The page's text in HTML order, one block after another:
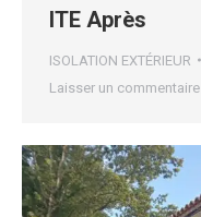
ITE Après
ISOLATION EXTÉRIEUR
Laisser un commentaire